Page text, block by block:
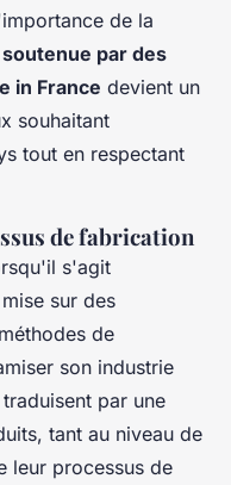
de la
soutenue par des
in France devient un
souhaitant
tout en respectant
de fabrication
s'agit
sur des
de
son industrie
par une
tant au niveau de
leur processus de